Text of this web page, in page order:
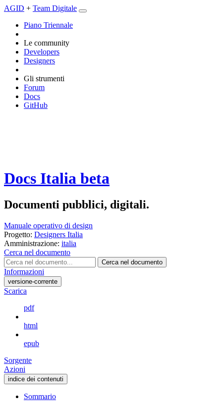
AGID + Team Digitale
Piano Triennale
Le community
Developers
Designers
Gli strumenti
Forum
Docs
GitHub
Docs Italia beta
Documenti pubblici, digitali.
Manuale operativo di design
Progetto: Designers Italia
Amministrazione: italia
Cerca nel documento
Cerca nel documento
Informazioni
versione-corrente
Scarica
pdf
html
epub
Sorgente
Azioni
indice dei contenuti
Sommario